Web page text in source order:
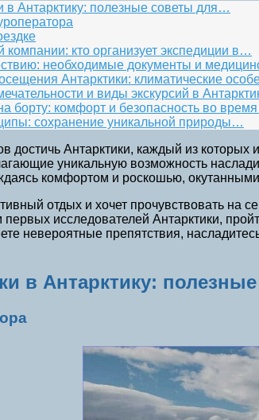
в Антарктику: полезные советы для…
компании: кто организует экспедиции в…
необходимые документы и
Антарктики: климатические
и виды экскурсий в
борту: комфорт и безопасность во
сохранение уникальной природы…
достичь Антарктики, каждый из
уникальную возможность
комфортом и роскошью,
отдых и хочет прочувствовать на
исследователей Антарктики,
невероятные препятствия,
в Антарктику: